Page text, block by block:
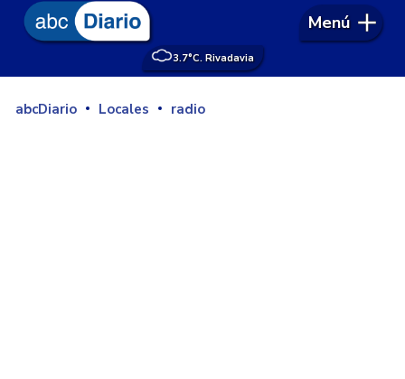
3.7°C. Rivadavia
Menú
abcDiario Locales radio